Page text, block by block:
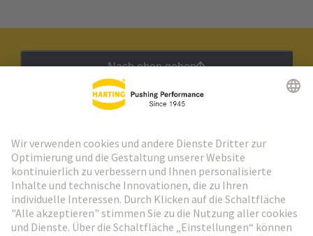
Nach oben gehen
Weiter zur Anmeldung